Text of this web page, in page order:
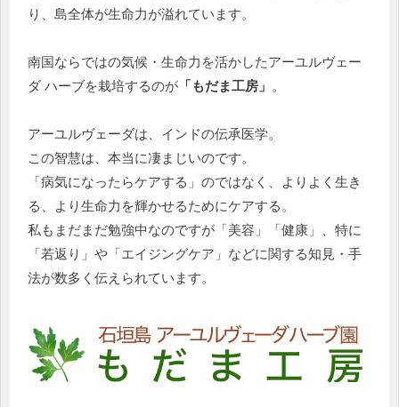
り、島全体が生命力が溢れています。
南国ならではの気候・生命力を活かしたアーユルヴェー
ダ ハーブを栽培するのが 「もだま工房」 。
アーユルヴェーダは、インドの伝承医学。
この智慧は、本当に凄まじいのです。
「病気になったらケアする」のではなく、よりよく生き
る、より生命力を輝かせるためにケアする。
私もまだまだ勉強中なのですが「美容」「健康」、特に
「若返り」や「エイジングケア」などに関する知見・手
法が数多く伝えられています。